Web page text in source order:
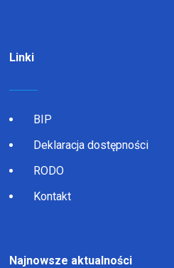
Linki
BIP
Deklaracja dostępności
RODO
Kontakt
Najnowsze aktualności